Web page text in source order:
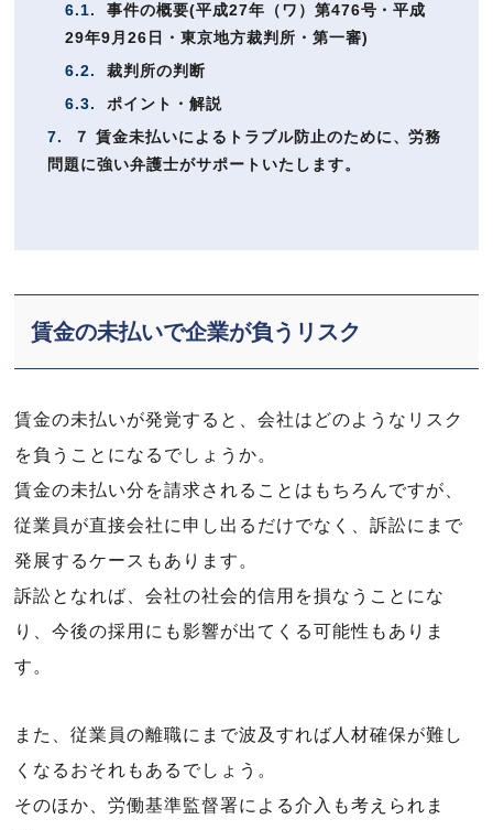
6.1.
事件の概要(平成27年（ワ）第476号・平成
29年9月26日・東京地方裁判所・第一審)
6.2.
裁判所の判断
6.3.
ポイント・解説
7.
７ 賃金未払いによるトラブル防止のために、労務
問題に強い弁護士がサポートいたします。
賃金の未払いで企業が負うリスク
賃金の未払いが発覚すると、会社はどのようなリスク
を負うことになるでしょうか。
賃金の未払い分を請求されることはもちろんですが、
従業員が直接会社に申し出るだけでなく、訴訟にまで
発展するケースもあります。
訴訟となれば、会社の社会的信用を損なうことにな
り、今後の採用にも影響が出てくる可能性もありま
す。
また、従業員の離職にまで波及すれば人材確保が難し
くなるおそれもあるでしょう。
そのほか、労働基準監督署による介入も考えられま